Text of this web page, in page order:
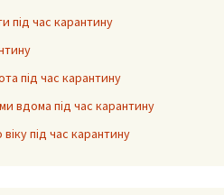
під час карантину
під час карантину
вдома під час карантину
під час карантину